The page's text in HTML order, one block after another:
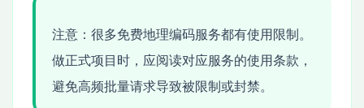
注意：很多免费地理编码服务都有使用限制。
做正式项目时，应阅读对应服务的使用条款，
避免高频批量请求导致被限制或封禁。